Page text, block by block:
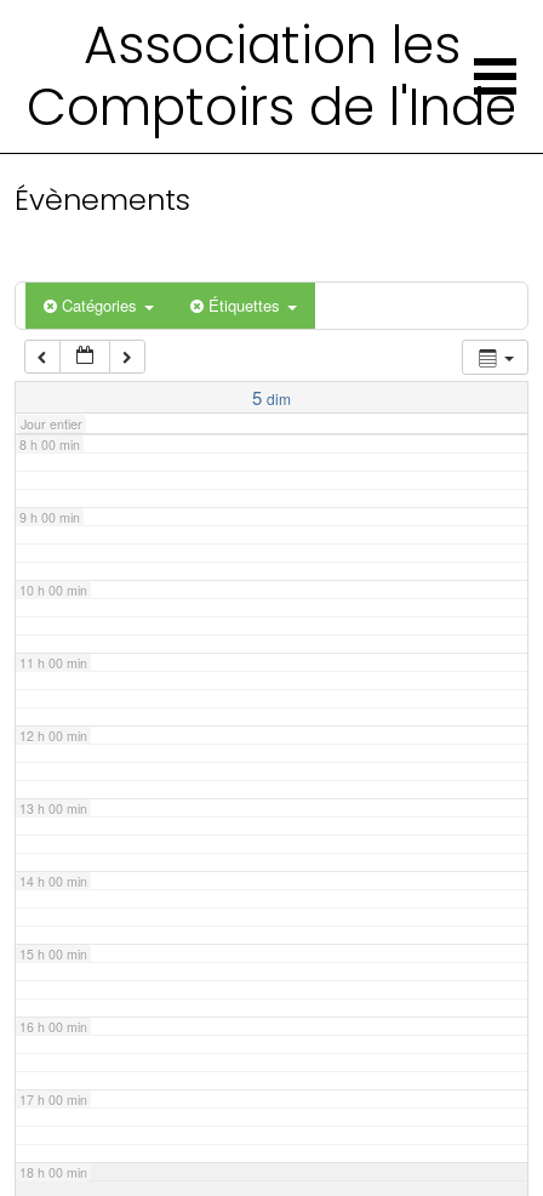
Association les
Comptoirs de l'Inde
Évènements
Catégories Étiquettes
5 dim
Jour entier
4 h 00 min
6 h 00 min
7 h 00 min
8 h 00 min
9 h 00 min
10 h 00 min
11 h 00 min
12 h 00 min
13 h 00 min
14 h 00 min
15 h 00 min
16 h 00 min
17 h 00 min
18 h 00 min